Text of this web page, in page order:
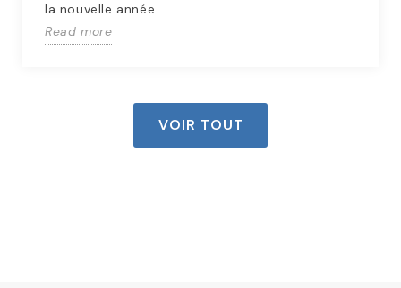
la nouvelle année...
Read more
VOIR TOUT